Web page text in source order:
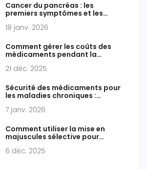
Cancer du pancréas : les
premiers symptômes et les
récentes
18 janv. 2026
Comment gérer les coûts des
médicaments pendant la
(donut hole) du Medicare Part D
21 déc. 2025
Sécurité des médicaments pour
les maladies chroniques :
long terme
7 janv. 2026
Comment utiliser la mise en
majuscules sélective pour
médicaments
6 déc. 2025